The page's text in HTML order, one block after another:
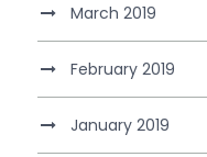
March 2019
February 2019
January 2019